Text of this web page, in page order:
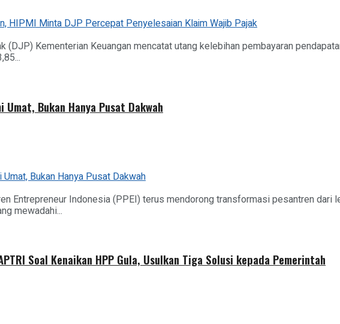
Kementerian Keuangan mencatat utang kelebihan pembayaran
Umat, Bukan Hanya Pusat Dakwah
Entrepreneur Indonesia (PPEI) terus mendorong transformasi pesantren
mewadahi...
Soal Kenaikan HPP Gula, Usulkan Tiga Solusi kepada Pemerintah